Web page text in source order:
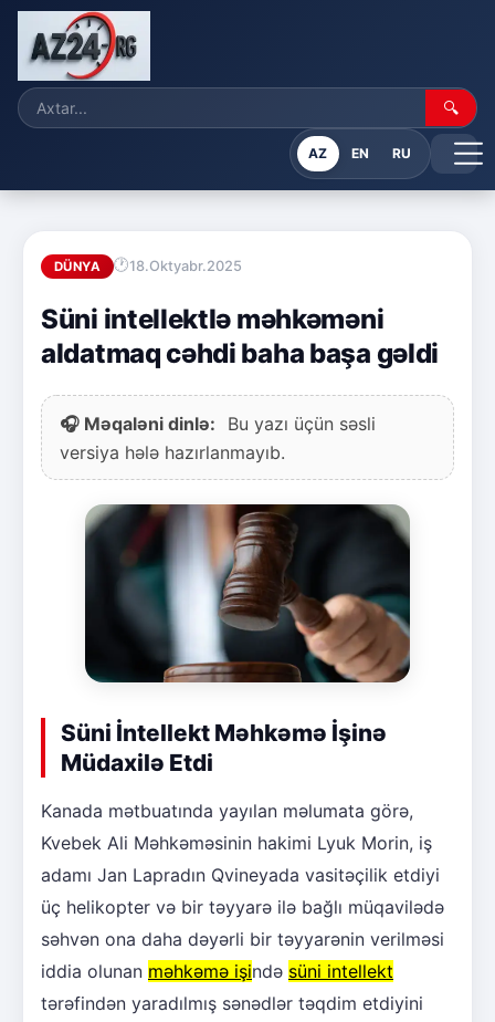
🔍
AZ EN RU
DÜNYA 18.Oktyabr.2025
Süni intellektlə məhkəməni
aldatmaq cəhdi baha başa gəldi
🎧 Məqaləni dinlə:
Bu yazı üçün səsli
versiya hələ hazırlanmayıb.
Süni İntellekt Məhkəmə İşinə
Müdaxilə Etdi
Kanada mətbuatında yayılan məlumata görə,
Kvebek Ali Məhkəməsinin hakimi Lyuk Morin, iş
adamı Jan Lapradın Qvineyada vasitəçilik etdiyi
üç helikopter və bir təyyarə ilə bağlı müqavilədə
səhvən ona daha dəyərli bir təyyarənin verilməsi
iddia olunan məhkəmə işində süni intellekt
tərəfindən yaradılmış sənədlər təqdim etdiyini